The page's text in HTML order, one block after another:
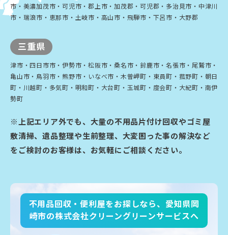
市・美濃加茂市・可児市・郡上市・加茂郡・可児郡・多治見市・中津川
市・瑞浪市・恵那市・土岐市・高山市・飛騨市・下呂市・大野郡
三重県
津市・四日市市・伊勢市・松阪市・桑名市・鈴鹿市・名張市・尾鷲市・
亀山市・鳥羽市・熊野市・いなべ市・木曽岬町・東員町・菰野町・朝日
町・川越町・多気町・明和町・大台町・玉城町・度会町・大紀町・南伊
勢町
※上記エリア外でも、大量の不用品片付け回収やゴミ屋
敷清掃、遺品整理や生前整理、大変困った事の解決など
をご検討のお客様は、お気軽にご相談ください。
不用品回収・便利屋をお探しなら、愛知県岡
崎市の株式会社クリーングリーンサービスへ